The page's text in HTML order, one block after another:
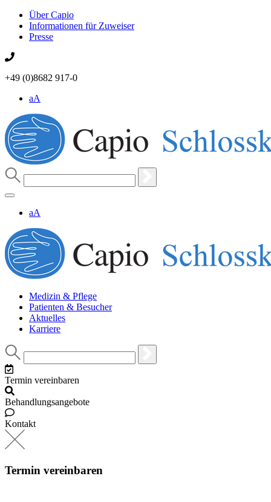
Über Capio
Informationen für Zuweiser
Presse
+49 (0)8682 917-0
aA
aA
Medizin & Pflege
Patienten & Besucher
Aktuelles
Karriere
Termin vereinbaren
Behandlungsangebote
Kontakt
Termin vereinbaren